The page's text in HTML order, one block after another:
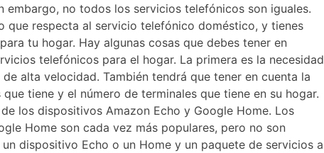
embargo, no todos los servicios telefónicos son iguales.
que respecta al servicio telefónico doméstico, y tienes
tu hogar. Hay algunas cosas que debes tener en
telefónicos para el hogar. La primera es la necesidad
alta velocidad. También tendrá que tener en cuenta la
tiene y el número de terminales que tiene en su hogar.
los dispositivos Amazon Echo y Google Home. Los
Home son cada vez más populares, pero no son
dispositivo Echo o un Home y un paquete de servicios a